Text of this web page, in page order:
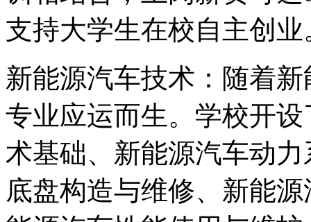
支持大学生在校自主创业
新能源汽车技术：随着
专业应运而生。学校开
术基础、新能源汽车动
底盘构造与维修、新能